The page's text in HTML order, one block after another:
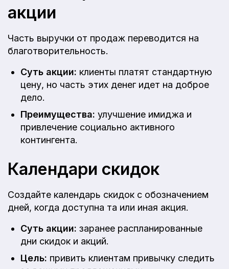
акции
Часть выручки от продаж переводится на
благотворительность.
Суть акции: клиенты платят стандартную
цену, но часть этих денег идет на доброе
дело.
Преимущества: улучшение имиджа и
привлечение социально активного
контингента.
Календари скидок
Создайте календарь скидок с обозначением
дней, когда доступна та или иная акция.
Суть акции: заранее распланированные
дни скидок и акций.
Цель: привить клиентам привычку следить